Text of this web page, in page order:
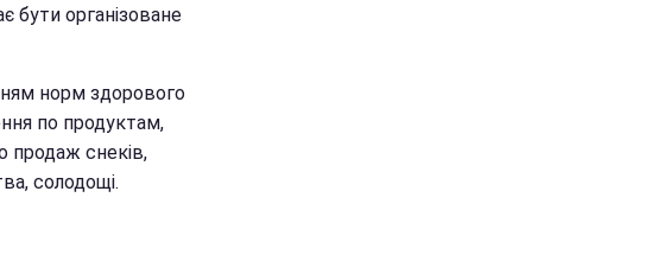
бути організоване
норм здорового
по продуктам,
продаж снеків,
солодощі.